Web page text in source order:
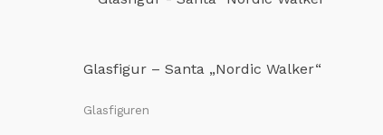
Glasfigur – Santa „Nordic Walker“
Glasfiguren